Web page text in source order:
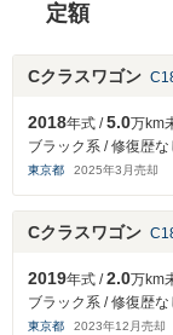
定額
Cクラスワゴン
2018年式 /5.0万km
ブラック系 / 修復歴な
東京都 2025年3 月売却
Cクラスワゴン
2019年式 /2.0万km
ブラック系 / 修復歴な
東京都 2023年12 月売却